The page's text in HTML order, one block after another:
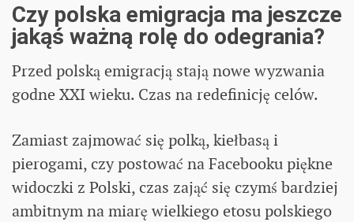
Czy polska emigracja ma jeszcze
jakąś ważną rolę do odegrania?
Przed polską emigracją stają nowe wyzwania
godne XXI wieku. Czas na redefinicję celów.
Zamiast zajmować się polką, kiełbasą i
pierogami, czy postować na Facebooku piękne
widoczki z Polski, czas zająć się czymś bardziej
ambitnym na miarę wielkiego etosu polskiego